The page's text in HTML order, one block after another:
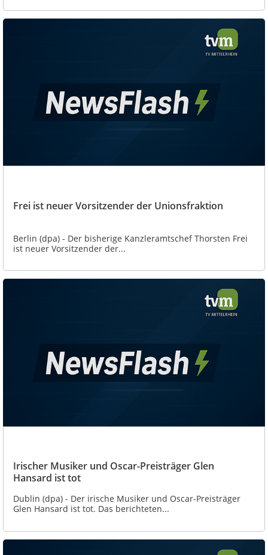
Frei ist neuer Vorsitzender der Unionsfraktion
Berlin (dpa) - Der bisherige Kanzleramtschef Thorsten Frei
ist neuer Vorsitzender der...
Irischer Musiker und Oscar-Preisträger Glen
Hansard ist tot
Dublin (dpa) - Der irische Musiker und Oscar-Preisträger
Glen Hansard ist tot. Das berichteten...